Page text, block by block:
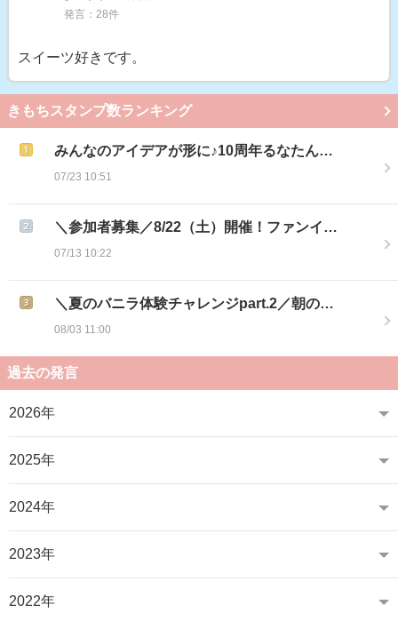
発言：28件
スイーツ好きです。
きもちスタンプ数ランキング
みんなのアイデアが形に♪10周年るなたん…
07/23 10:51
＼参加者募集／8/22（土）開催！ファンイ…
07/13 10:22
＼夏のバニラ体験チャレンジpart.2／朝の…
08/03 11:00
過去の発言
2026年
2025年
2024年
2023年
2022年